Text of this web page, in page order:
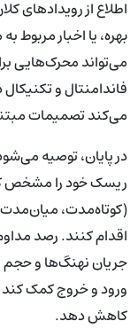
اطلاع از رویدادهای
می‌تواند محرک‌هایی
فاندامنتال و
می‌کند تصمیمات
در پایان، توصیه
ریسک خود را مشخص
(کوتاه‌مدت،
جریان نهنگ‌ها و
ورود و خروج کمک کند
کاهش دهد.